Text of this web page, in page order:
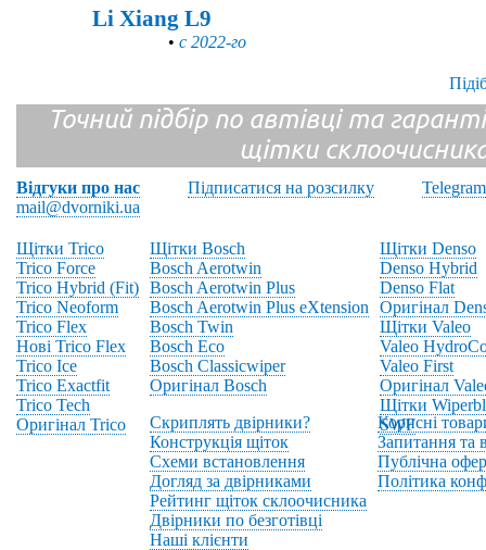
Li Xiang L9
• с 2022-го
Точний підбір по автівці та
щітки
Відгуки про нас Підписатися на розсилку
Telegram
mail@dvorniki.ua
Щітки Trico
Trico Force
Trico Hybrid (Fit)
Trico Neoform
Trico Flex
Нові Trico Flex
Trico Ice
Trico Exactfit
Trico Tech
Оригінал Trico
Щітки Bosch
Bosch Aerotwin
Bosch Aerotwin Plus
Bosch Aerotwin Plus eXtension
Bosch Twin
Bosch Eco
Bosch Classicwiper
Оригінал Bosch
Щітки Denso
Denso Hybrid
Denso Flat
Оригінал
Щітки Valeo
Valeo
Valeo First
Оригінал
Щітки
SWF
Скриплять двірники?
Конструкція щіток
Схеми встановлення
Догляд за двірниками
Рейтинг щіток склоочисника
Двірники по безготівці
Наші клієнти
Корисні
Запитання та
Публічна
Політика